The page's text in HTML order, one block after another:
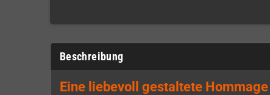
Beschreibung
Eine liebevoll gestaltete